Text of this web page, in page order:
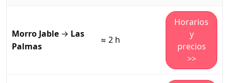
Morro Jable → Las
Palmas
≈ 2 h
Horarios
y
precios
>>